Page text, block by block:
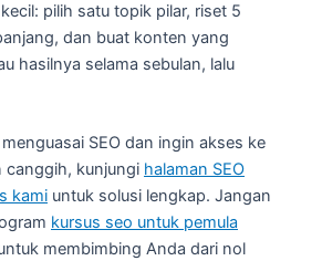
pilih satu topik pilar, riset 5
dan buat konten yang
hasilnya selama sebulan, lalu
SEO dan ingin akses ke
kunjungi halaman SEO
kami untuk solusi lengkap. Jangan
kursus seo untuk pemula
membimbing Anda dari nol